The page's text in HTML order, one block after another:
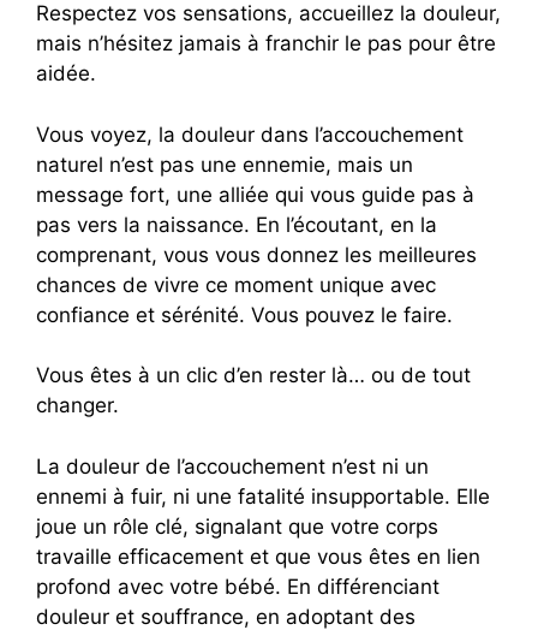
Respectez vos sensations, accueillez la douleur,
mais n’hésitez jamais à franchir le pas pour être
aidée.
Vous voyez, la douleur dans l’accouchement
naturel n’est pas une ennemie, mais un
message fort, une alliée qui vous guide pas à
pas vers la naissance. En l’écoutant, en la
comprenant, vous vous donnez les meilleures
chances de vivre ce moment unique avec
confiance et sérénité. Vous pouvez le faire.
Vous êtes à un clic d’en rester là… ou de tout
changer.
La douleur de l’accouchement n’est ni un
ennemi à fuir, ni une fatalité insupportable. Elle
joue un rôle clé, signalant que votre corps
travaille efficacement et que vous êtes en lien
profond avec votre bébé. En différenciant
douleur et souffrance, en adoptant des